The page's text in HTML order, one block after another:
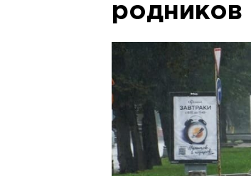
родников